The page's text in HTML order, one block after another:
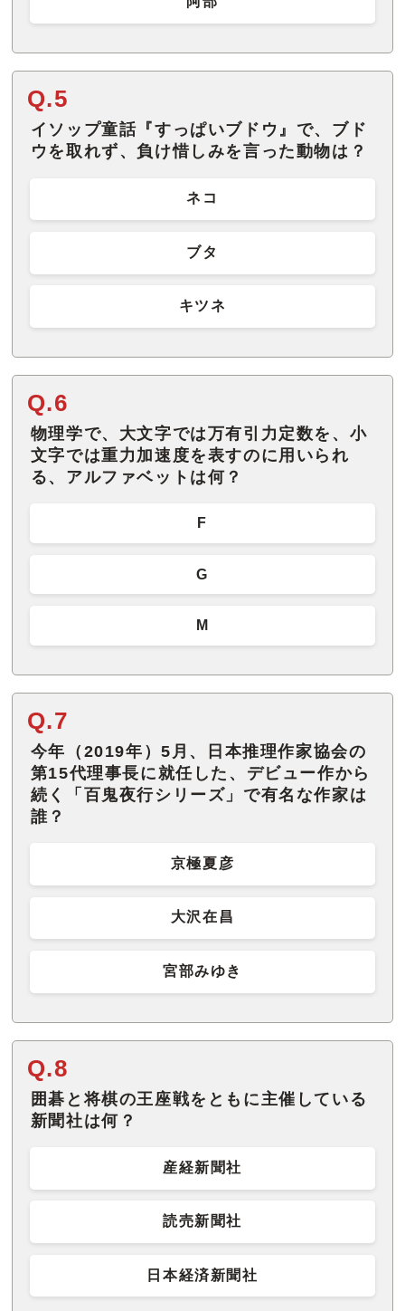
Q.5
イソップ童話『すっぱいブドウ』で、ブド
ウを取れず、負け惜しみを言った動物は？
ネコ
ブタ
キツネ
Q.6
物理学で、大文字では万有引力定数を、小
文字では重力加速度を表すのに用いられ
る、アルファベットは何？
F
G
M
Q.7
今年（2019年）5月、日本推理作家協会の
第15代理事長に就任した、デビュー作から
続く「百鬼夜行シリーズ」で有名な作家は
誰？
京極夏彦
大沢在昌
宮部みゆき
Q.8
囲碁と将棋の王座戦をともに主催している
新聞社は何？
産経新聞社
読売新聞社
日本経済新聞社